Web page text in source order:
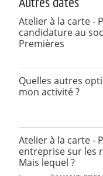
Atelier à la carte -
candidature au
Premières
Quelles autres
mon activité ?
Atelier à la carte -
entreprise sur les
Mais lequel ?